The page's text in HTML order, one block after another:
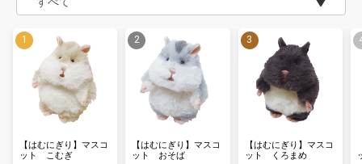
【はむにぎり】マスコ
ット こむぎ
【はむにぎり】マスコ
ット おそば
【はむにぎり】マスコ
ット くろまめ